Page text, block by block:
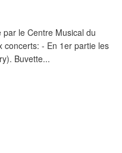
le Centre Musical du
concerts: - En 1er partie les
Buvette...